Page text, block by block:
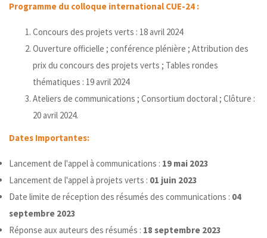
Programme du colloque international CUE-24 :
Concours des projets verts : 18 avril 2024
Ouverture officielle ; conférence plénière ; Attribution des
prix du concours des projets verts ; Tables rondes
thématiques : 19 avril 2024
Ateliers de communications ; Consortium doctoral ; Clôture :
20 avril 2024.
Dates Importantes:
Lancement de l'appel à communications : 19 mai 2023
Lancement de l'appel à projets verts : 01 juin 2023
Date limite de réception des résumés des communications : 04
septembre 2023
Réponse aux auteurs des résumés : 18 septembre 2023